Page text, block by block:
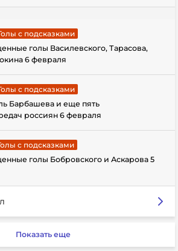
с подсказками
голы Василевского, Тарасова,
6 февраля
с подсказками
Барбашева и еще пять
россиян 6 февраля
с подсказками
голы Бобровского и Аскарова 5
Показать еще